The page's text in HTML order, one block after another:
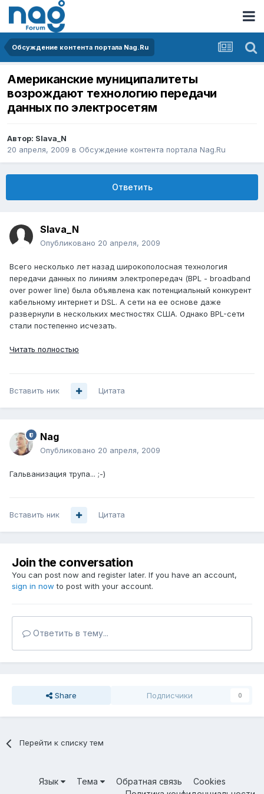
Обсуждение контента портала Nag.Ru
Американские муниципалитеты
возрождают технологию передачи
данных по электросетям
Автор: Slava_N
20 апреля, 2009 в Обсуждение контента портала Nag.Ru
Ответить
Slava_N
Опубликовано 20 апреля, 2009
Всего несколько лет назад широкополосная технология
передачи данных по линиям электропередач (BPL - broadband
over power line) была объявлена как потенциальный конкурент
кабельному интернет и DSL. А сети на ее основе даже
развернули в нескольких местностях США. Однако BPL-сети
стали постепенно исчезать.
Читать полностью
Вставить ник Цитата
Nag
Опубликовано 20 апреля, 2009
Гальванизация трупа... ;-)
Вставить ник Цитата
Join the conversation
You can post now and register later. If you have an account,
sign in now to post with your account.
Ответить в тему...
Share Подписчики 0
Перейти к списку тем
Язык Тема Обратная связь
Cookies